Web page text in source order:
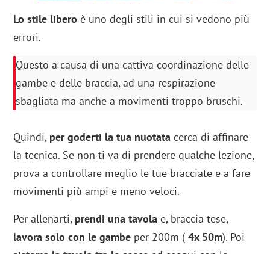
Lo stile libero è uno degli stili in cui si vedono più
errori.
Questo a causa di una cattiva coordinazione delle
gambe e delle braccia, ad una respirazione
sbagliata ma anche a movimenti troppo bruschi.
Quindi, per goderti la tua nuotata cerca di affinare
la tecnica. Se non ti va di prendere qualche lezione,
prova a controllare meglio le tue bracciate e a fare
movimenti più ampi e meno veloci.
Per allenarti, prendi una tavola e, braccia tese,
lavora solo con le gambe per 200m (4x 50m). Poi